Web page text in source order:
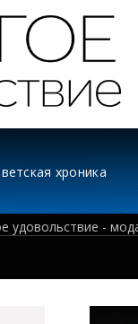
хроника
удовольствие -